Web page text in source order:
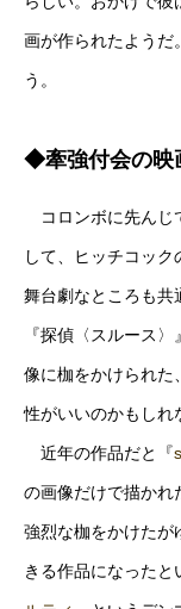
画が作られたようだ
う。
◆牽強付会の映
コロンボに先んじ
して、ヒッチコック
舞台劇なところも共
『探偵〈スルース
像に枷をかけられた
性がいいのかもしれ
近年の作品だと『
の画像だけで描かれ
強烈な枷をかけたが
きる作品になった